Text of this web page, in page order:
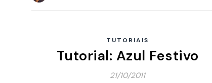
TUTORIAIS
Tutorial: Azul Festivo
21/10/2011